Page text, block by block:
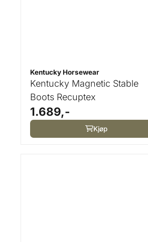
Kentucky Horsewear
Kentucky Magnetic Stable
Boots Recuptex
1.689,-
Kjøp